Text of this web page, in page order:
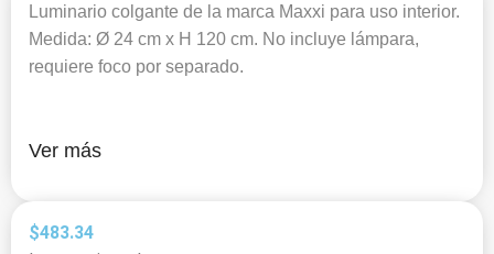
Luminario colgante de la marca Maxxi para uso interior.
Medida: Ø 24 cm x H 120 cm. No incluye lámpara,
requiere foco por separado.
Ver más
$483.34